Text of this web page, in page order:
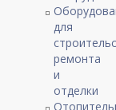
для
ремонта
и
отделки